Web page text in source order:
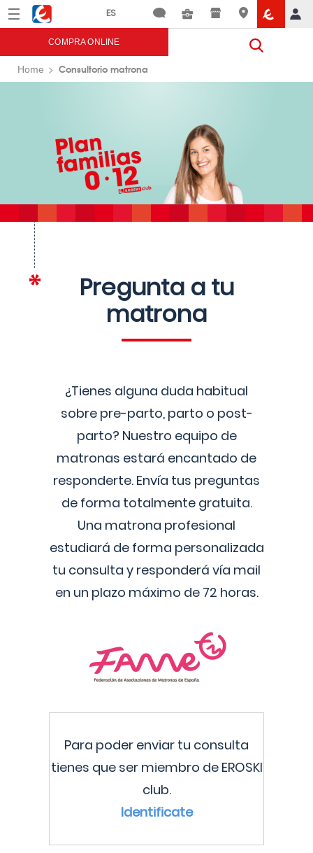
Menú Eroski
COMPRA ONLINE
Home Consultorio matrona
Pregunta a tu
matrona
¿Tienes alguna duda habitual
sobre pre-parto, parto o post-
parto? Nuestro equipo de
matronas estará encantado de
responderte. Envía tus preguntas
de forma totalmente gratuita.
Una matrona profesional
estudiará de forma personalizada
tu consulta y responderá vía mail
en un plazo máximo de 72 horas.
Para poder enviar tu consulta
tienes que ser miembro de EROSKI
club.
Identificate